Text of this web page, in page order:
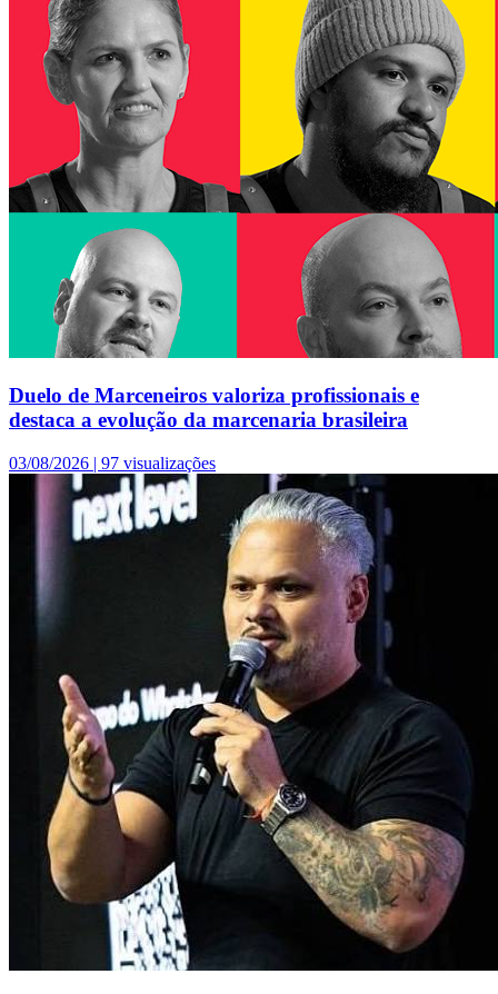
Duelo de Marceneiros valoriza profissionais e
destaca a evolução da marcenaria brasileira
03/08/2026 | 97 visualizações